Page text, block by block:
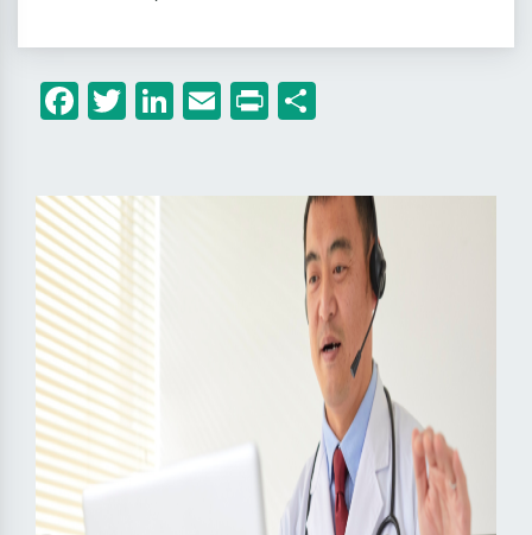
Facebook
Twitter
LinkedIn
Email
Print